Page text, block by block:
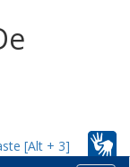
[Alt + 3]